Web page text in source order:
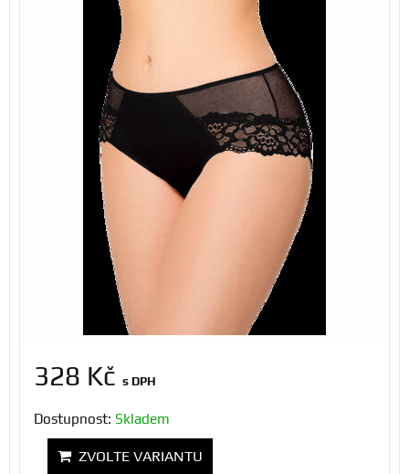
328 Kč s DPH
Dostupnost: Skladem
ZVOLTE VARIANTU